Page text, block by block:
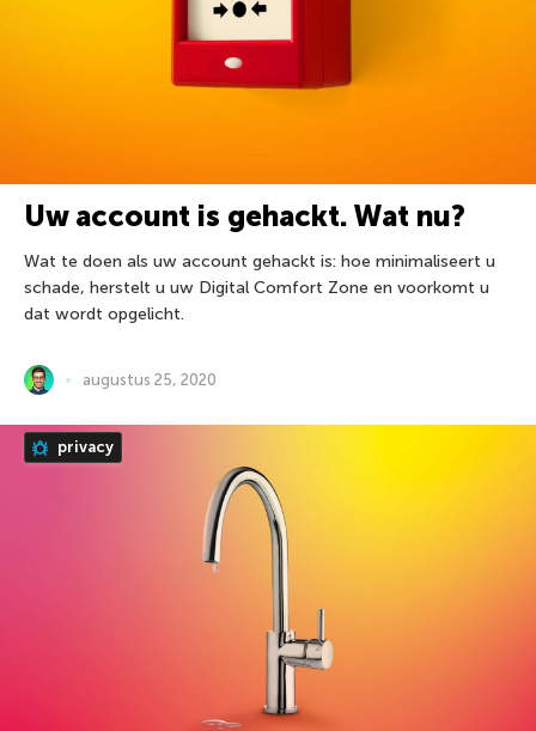
Uw account is gehackt. Wat nu?
Wat te doen als uw account gehackt is: hoe minimaliseert u
schade, herstelt u uw Digital Comfort Zone en voorkomt u
dat wordt opgelicht.
augustus 25, 2020
privacy